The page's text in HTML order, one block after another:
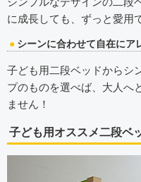
に成長しても、ずっと愛用
シーンに合わせて自在にア
子ども用二段ベッドからシ
プのものを選べば、大人へ
ません！
子ども用オススメ二段ベ